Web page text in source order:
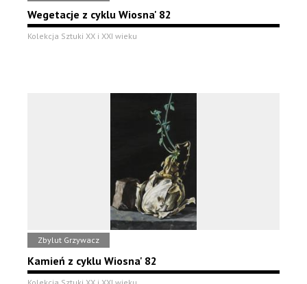
Wegetacje z cyklu Wiosna' 82
Kolekcja Sztuki XX i XXI wieku
Zbylut Grzywacz
Kamień z cyklu Wiosna' 82